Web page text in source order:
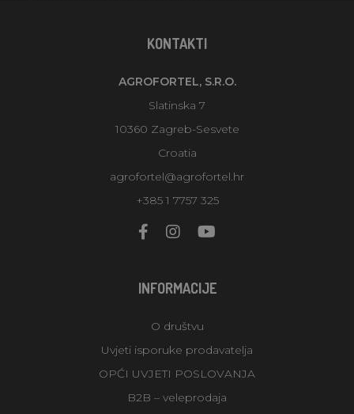
KONTAKTI
AGROFORTEL, S.R.O.
Slatinska 7
10360 Zagreb-Sesvete
Croatia
agrofortel@agrofortel.hr
+385 1 7757 325
INFORMACIJE
O društvu
Uvjeti isporuke prodavatelja
OPĆI UVJETI POSLOVANJA
B2B – veleprodaja